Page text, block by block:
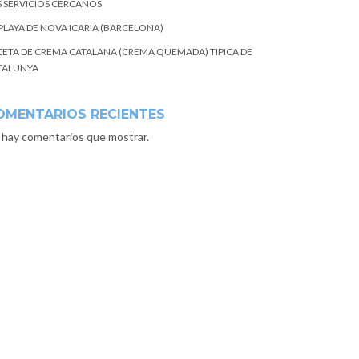
SERVICIOS CERCANOS
DE NOVA ICARIA (BARCELONA)
DE CREMA CATALANA (CREMA QUEMADA) TIPICA DE
RECIENTES
comentarios que mostrar.